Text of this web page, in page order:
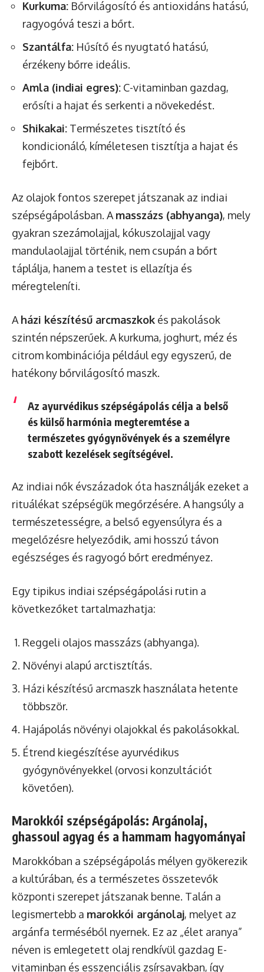
Kurkuma: Bőrvilágosító és antioxidáns hatású,
ragyogóvá teszi a bőrt.
Szantálfa: Hűsítő és nyugtató hatású,
érzékeny bőrre ideális.
Amla (indiai egres): C-vitaminban gazdag,
erősíti a hajat és serkenti a növekedést.
Shikakai: Természetes tisztító és
kondicionáló, kíméletesen tisztítja a hajat és
fejbőrt.
Az olajok fontos szerepet játszanak az indiai
szépségápolásban. A masszázs (abhyanga), mely
gyakran szezámolajjal, kókuszolajjal vagy
mandulaolajjal történik, nem csupán a bőrt
táplálja, hanem a testet is ellazítja és
méregteleníti.
A házi készítésű arcmaszkok és pakolások
szintén népszerűek. A kurkuma, joghurt, méz és
citrom kombinációja például egy egyszerű, de
hatékony bőrvilágosító maszk.
Az ayurvédikus szépségápolás célja a belső
és külső harmónia megteremtése a
természetes gyógynövények és a személyre
szabott kezelések segítségével.
Az indiai nők évszázadok óta használják ezeket a
rituálékat szépségük megőrzésére. A hangsúly a
természetességre, a belső egyensúlyra és a
megelőzésre helyeződik, ami hosszú távon
egészséges és ragyogó bőrt eredményez.
Egy tipikus indiai szépségápolási rutin a
következőket tartalmazhatja:
Reggeli olajos masszázs (abhyanga).
Növényi alapú arctisztítás.
Házi készítésű arcmaszk használata hetente
többször.
Hajápolás növényi olajokkal és pakolásokkal.
Étrend kiegészítése ayurvédikus
gyógynövényekkel (orvosi konzultációt
követően).
Marokkói szépségápolás: Argánolaj,
ghassoul agyag és a hammam hagyományai
Marokkóban a szépségápolás mélyen gyökerezik
a kultúrában, és a természetes összetevők
központi szerepet játszanak benne. Talán a
legismertebb a marokkói argánolaj, melyet az
argánfa terméséből nyernek. Ez az „élet aranya”
néven is emlegetett olaj rendkívül gazdag E-
vitaminban és esszenciális zsírsavakban, így